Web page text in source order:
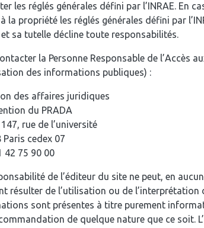
les réglés générales défini par l’INRAE. En
la propriété les réglés générales défini par
et sa tutelle décline toute responsabilités.
la Personne Responsable de l’Accès
des informations publiques) :
des affaires juridiques
du PRADA
147, rue de l’université
Paris cedex 07
42 75 90 00
de l’éditeur du site ne peut, en
résulter de l’utilisation ou de
sont présentes à titre purement
de quelque nature que ce soit.